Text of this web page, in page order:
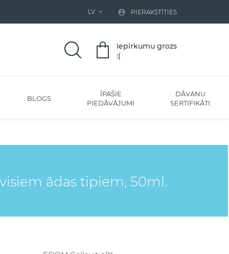
LV   PIERAKSTĪTIES
Iepirkumu grozs
:(
BLOGS
ĪPAŠIE
PIEDĀVĀJUMI
DĀVANU
SERTIFIKĀTI
ādas tipiem, 50ml.